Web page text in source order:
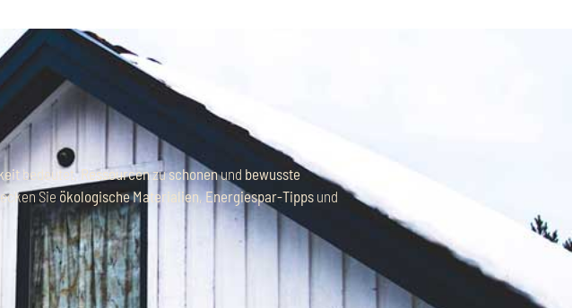
bedeutet,Ressourcenzuschonenund bewusste
Sie ökologische Materialien,Energiespar-Tipps und